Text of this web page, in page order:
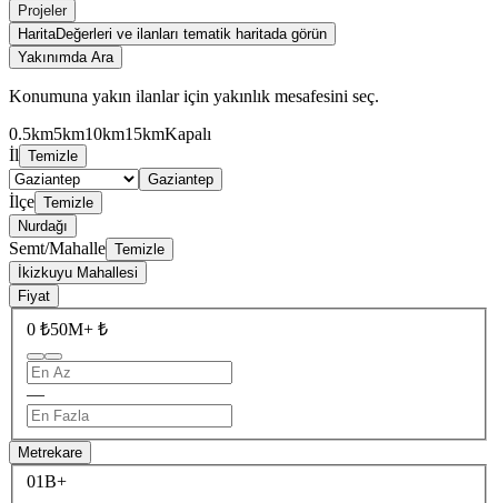
Projeler
HaritaDeğerleri ve ilanları tematik haritada görün
Yakınımda Ara
Konumuna yakın ilanlar için yakınlık mesafesini seç.
0.5km5km10km15kmKapalı
İl Temizle
Gaziantep
İlçe Temizle
Nurdağı
Semt/Mahalle Temizle
İkizkuyu Mahallesi
Fiyat
0 ₺50M+ ₺
—
Metrekare
01B+